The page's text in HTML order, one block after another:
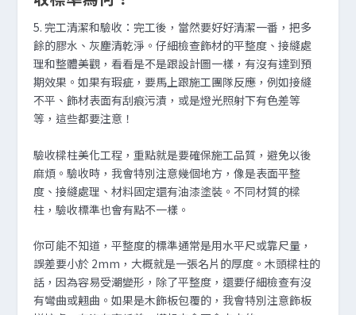
5. 完工清潔和驗收 ：完工後，當然要好好清潔一番，把多
餘的膠水、灰塵清乾淨。仔細檢查飾材的平整度、接縫處
理和整體美觀，看看是不是跟設計圖一樣，有沒有達到預
期效果。如果有瑕疵，要馬上跟施工團隊反應，例如接縫
不平、飾材表面有刮痕污漬，或是燈光照射下有色差等
等，這些都要注意！
驗收樑柱美化工程，重點就是要確保施工品質，避免以後
麻煩。驗收時，我會特別注意幾個地方，像是表面平整
度、接縫處理、材料固定還有油漆塗裝。不同材質的樑
柱，驗收標準也會有點不一樣。
你可能不知道，平整度的標準通常是用水平尺或靠尺量，
誤差要小於 2mm，大概就是一張名片的厚度。木頭樑柱的
話，因為容易受潮變形，除了平整度，還要仔細檢查有沒
有彎曲或翹曲。如果是木飾板包覆的，我會特別注意飾板